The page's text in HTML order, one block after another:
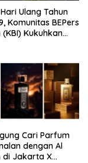
Ulang Tahun
Komunitas BEPers
Kukuhkan
dan
Organisasi
Riset di
dan
Cari Parfum
dengan Al
di Jakarta X